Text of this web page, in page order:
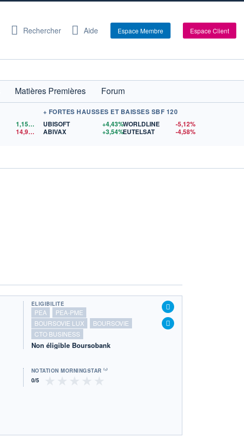
Rechercher Aide Espace Membre Espace Client
Matières Premières
Forum
1,1559
$US
14,90$US
+ FORTES HAUSSES ET BAISSES SBF 120
UBISOFT
+4,43%
ABIVAX
+3,54%
WORLDLINE
-5,12%
EUTELSAT
-4,58%
ÉLIGIBILITÉ
PEA
PEA-PME
BOURSOVIE LUX
BOURSOVIE
CTO BUSINESS
Non éligible Boursobank
NOTATION MORNINGSTAR ⁽¹⁾